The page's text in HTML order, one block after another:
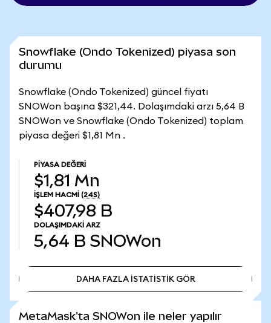
Snowflake (Ondo Tokenized) piyasa son
durumu
Snowflake (Ondo Tokenized) güncel fiyatı
SNOWon başına $321,44. Dolaşımdaki arzı 5,64 B
SNOWon ve Snowflake (Ondo Tokenized) toplam
piyasa değeri $1,81 Mn .
PIYASA DEĞERI
$1,81 Mn
İŞLEM HACMI (24S)
$407,98 B
DOLAŞIMDAKI ARZ
5,64 B SNOWon
DAHA FAZLA İSTATİSTİK GÖR
MetaMask'ta SNOWon ile neler yapılır